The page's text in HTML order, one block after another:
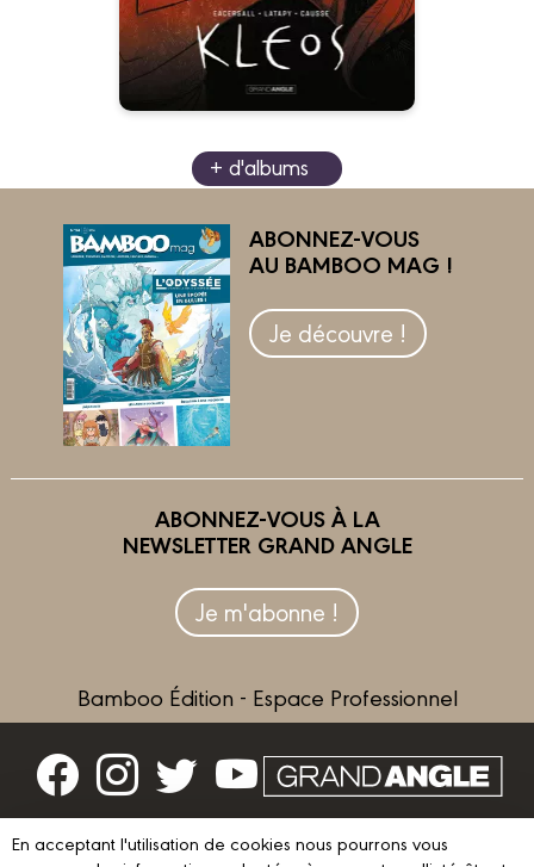
+ d'albums
ABONNEZ-VOUS
AU BAMBOO MAG !
Je découvre !
ABONNEZ-VOUS À LA
NEWSLETTER GRAND ANGLE
Je m'abonne !
Bamboo Édition - Espace Professionnel
Contactez-nous
En acceptant l'utilisation de cookies nous pourrons vous